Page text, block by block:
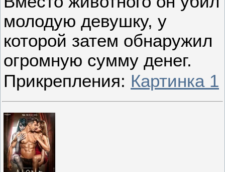
молодую девушку, у
которой затем обнаружил
огромную сумму денег.
Прикрепления: Картинка 1